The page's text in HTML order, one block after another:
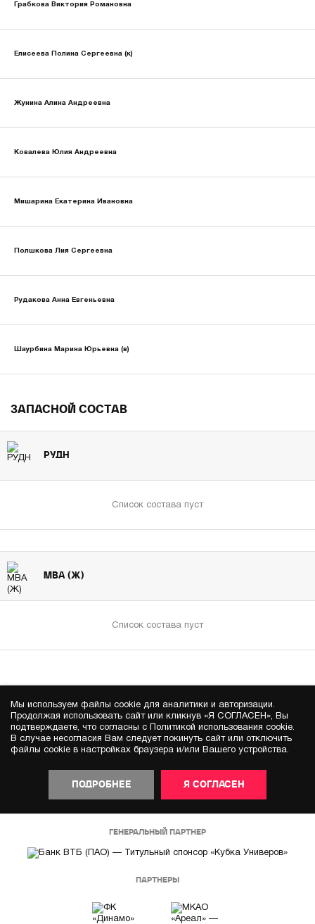
Грабкова Виктория Романовна
Елисеева Полина Сергеевна (к)
Жунина Алина Андреевна
Ковалева Юлия Андреевна
Мишарина Екатерина Ивановна
Полшкова Лия Сергеевна
Рудакова Анна Евгеньевна
Шаурбина Марина Юрьевна (в)
ЗАПАСНОЙ СОСТАВ
РУДН
Список состава пуст
МВА (Ж)
Список состава пуст
Мы используем файлы cookie для аналитики и авторизации.
Продолжая использовать сайт или кликнув «Я СОГЛАСЕН», Вы
подтверждаете, что согласны с Политикой использования cookie.
В случае несогласия Вам следует покинуть сайт или отключить
файлы cookie в настройках браузера и/или Вашего устройства.
ПОДРОБНЕЕ Я СОГЛАСЕН
ГЕНЕРАЛЬНЫЙ ПАРТНЕР
ПАРТНЕРЫ